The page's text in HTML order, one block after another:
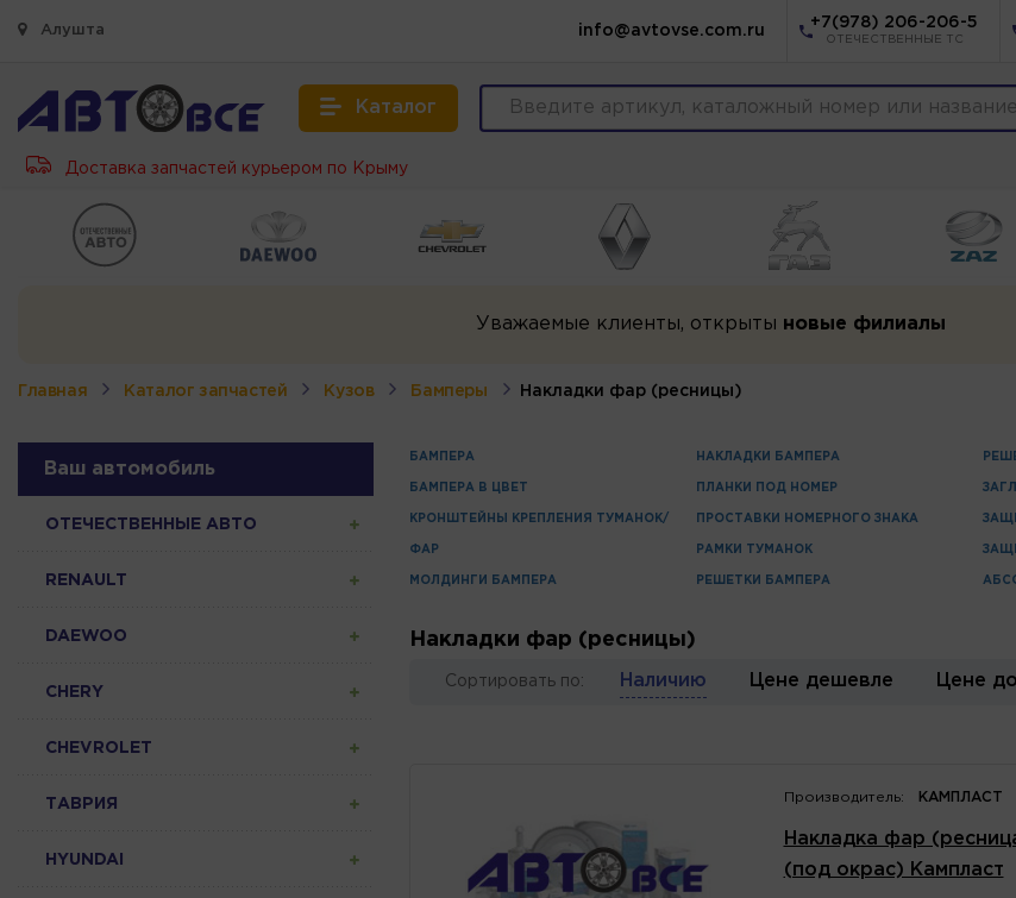
Алушта info@avtovse.com.ru
+7(978) 206-206-5
ОТЕЧЕСТВЕННЫЕ ТС
Каталог
Доставка запчастей курьером по Крыму
Уважаемые клиенты, открыты новые филиалы
Главная Каталог запчастей Кузов Бамперы Накладки фар (ресницы)
Ваш автомобиль
ОТЕЧЕСТВЕННЫЕ АВТО
RENAULT
DAEWOO
CHERY
CHEVROLET
ТАВРИЯ
HYUNDAI
БАМПЕРА
БАМПЕРА В ЦВЕТ
КРОНШТЕЙНЫ КРЕПЛЕНИЯ ТУМАНОК/
ФАР
МОЛДИНГИ БАМПЕРА
НАКЛАДКИ БАМПЕРА
ПЛАНКИ ПОД НОМЕР
ПРОСТАВКИ НОМЕРНОГО ЗНАКА
РАМКИ ТУМАНОК
РЕШЕТКИ БАМПЕРА
Накладки фар (ресницы)
Сортировать по: Наличию Цене дешевле Цене
Производитель: КАМПЛАСТ
Накладка фар
(под окрас) Кампласт